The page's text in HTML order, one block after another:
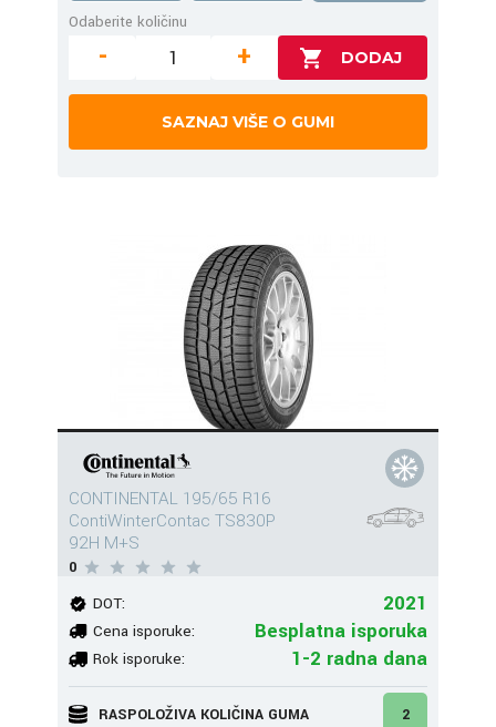
Odaberite količinu
- +
SAZNAJ VIŠE O GUMI
CONTINENTAL 195/65 R16
ContiWinterContac TS830P
92H M+S
0
DOT: 2021
Cena isporuke: Besplatna isporuka
Rok isporuke: 1-2 radna dana
RASPOLOŽIVA KOLIČINA GUMA 2